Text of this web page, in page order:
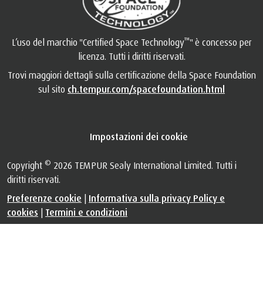
L’uso del marchio "Certified Space Technology™" è concesso per
licenza. Tutti i diritti riservati.
Trovi maggiori dettagli sulla certificazione della Space Foundation
sul sito ch.tempur.com/spacefoundation.html
Impostazioni dei cookie
Copyright © 2026 TEMPUR Sealy International Limited. Tutti i
diritti riservati.
Preferenze cookie | Informativa sulla privacy Policy e
cookies | Termini e condizioni